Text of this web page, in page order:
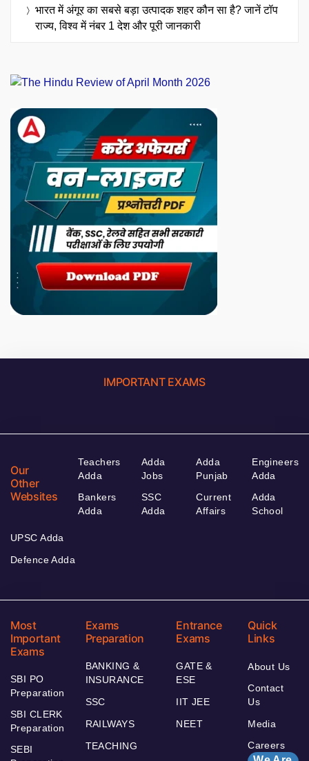
भारत में अंगूर का सबसे बड़ा उत्पादक शहर कौन सा है? जानें टॉप
राज्य, विश्व में नंबर 1 देश और पूरी जानकारी
IMPORTANT EXAMS
Our
Other
Websites
Teachers
Adda
Bankers
Adda
Adda
Jobs
SSC
Adda
Adda
Punjab
Current
Affairs
Engineers
Adda
Adda
School
UPSC Adda
Defence Adda
Most
Important
Exams
SBI PO
Preparation
SBI CLERK
Preparation
SEBI
Exams
Preparation
BANKING &
INSURANCE
SSC
RAILWAYS
TEACHING
Entrance
Exams
GATE &
ESE
IIT JEE
NEET
Quick
Links
About Us
Contact
Us
Media
Careers